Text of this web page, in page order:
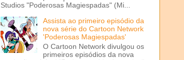
Studios "Poderosas Magiespadas" (Mi...
Assista ao primeiro episódio da
nova série do Cartoon Network
'Poderosas Magiespadas'
O Cartoon Network divulgou os
primeiros episódios da nova